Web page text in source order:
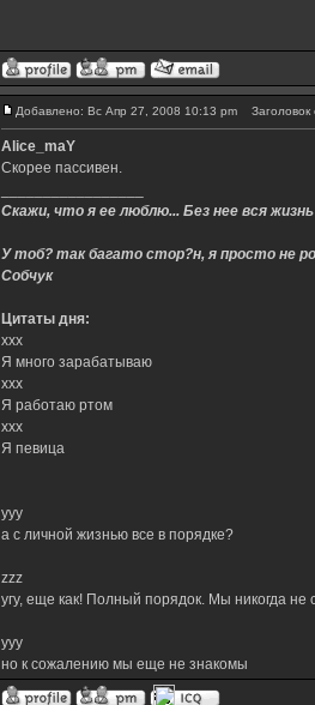
Добавлено: Вс Апр 27, 2008 10:13 pm Заголовок
Alice_maY
Скорее пассивен.
Скажи, что я ее люблю... Без нее вся
У тоб? так багато стор?н, я просто не
Собчук
Цитаты дня:
xxx
Я много зарабатываю
xxx
Я работаю ртом
xxx
Я певица
yyy
а с личной жизнью все в порядке?
zzz
угу, еще как! Полный порядок. Мы никогда
yyy
но к сожалению мы еще не знакомы